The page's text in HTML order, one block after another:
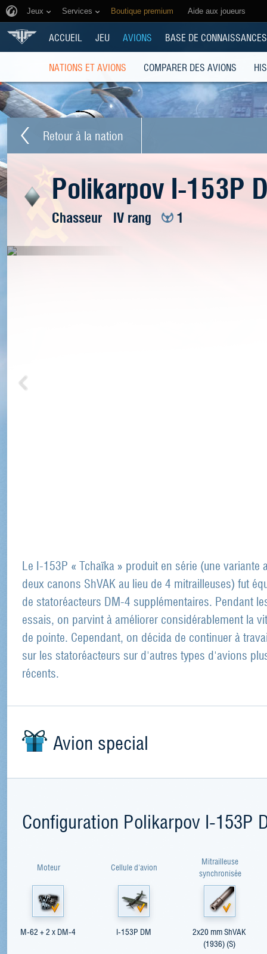
Jeux Services Boutique premium Aide aux joueurs
ACCUEIL JEU AVIONS BASE DE CONNAISSANCES
NATIONS ET AVIONS COMPARER DES AVIONS
Retour à la nation
Polikarpov I-153P
Chasseur IV rang 1
Le I-153P « Tchaïka » produit en série (une variante
deux canons ShVAK au lieu de 4 mitrailleuses) fut
de statoréacteurs DM-4 supplémentaires. Pendant
essais, on parvint à améliorer considérablement la
de pointe. Cependant, on décida de continuer à
sur les statoréacteurs sur d'autres types d'avions
récents.
Avion special
Configuration Polikarpov I-153P
Moteur
M-62 + 2 x DM-4
Cellule d'avion
I-153P DM
Mitrailleuse
synchronisée
2x20 mm ShVAK
(1936) (S)